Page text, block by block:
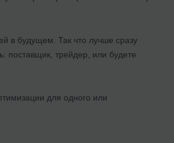
в будущем. Так что лучше сразу
поставщик, трейдер, или будете
для одного или